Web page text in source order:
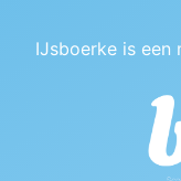
IJsboerke is een